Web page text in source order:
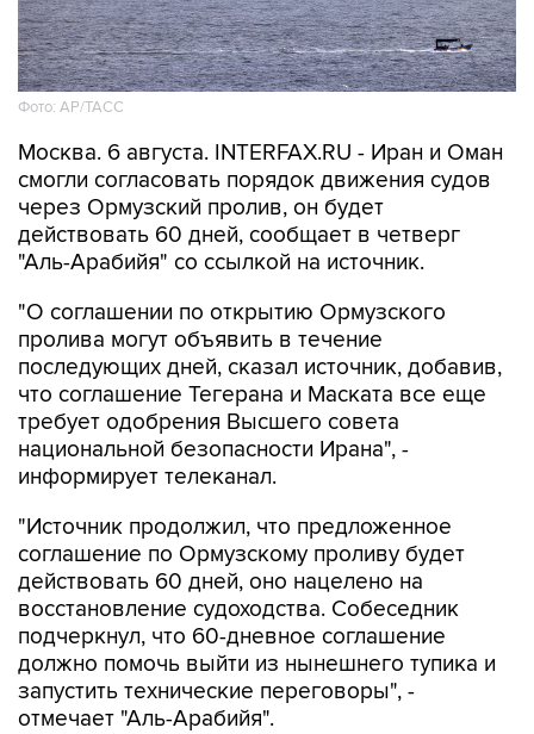
Фото: AP/ТАСС
Москва. 6 августа. INTERFAX.RU - Иран и Оман
смогли согласовать порядок движения судов
через Ормузский пролив, он будет
действовать 60 дней, сообщает в четверг
"Аль-Арабийя" со ссылкой на источник.
"О соглашении по открытию Ормузского
пролива могут объявить в течение
последующих дней, сказал источник, добавив,
что соглашение Тегерана и Маската все еще
требует одобрения Высшего совета
национальной безопасности Ирана", -
информирует телеканал.
"Источник продолжил, что предложенное
соглашение по Ормузскому проливу будет
действовать 60 дней, оно нацелено на
восстановление судоходства. Собеседник
подчеркнул, что 60-дневное соглашение
должно помочь выйти из нынешнего тупика и
запустить технические переговоры", -
отмечает "Аль-Арабийя".